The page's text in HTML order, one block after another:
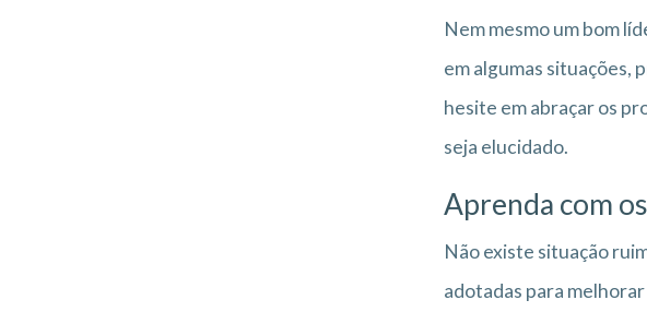
Nem mesmo um bom
em algumas situações,
hesite em abraçar os
seja elucidado.
Aprenda com
Não existe situação
adotadas para